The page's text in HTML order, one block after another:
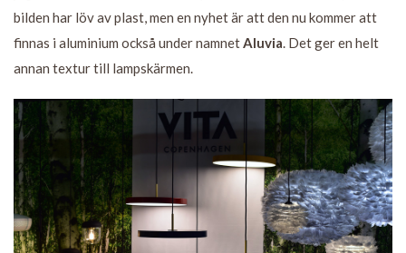
bilden har löv av plast, men en nyhet är att den nu kommer att
finnas i aluminium också under namnetAluvia. Det ger en helt
annan textur till lampskärmen.